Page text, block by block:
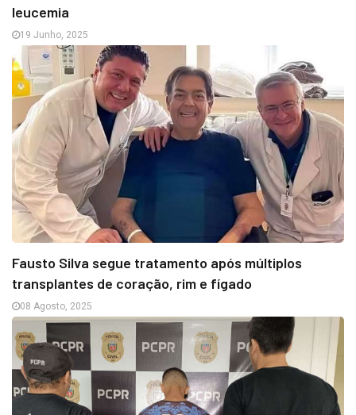
leucemia
19 Junho, 2025
Fausto Silva segue tratamento após múltiplos
transplantes de coração, rim e fígado
08 Agosto, 2025